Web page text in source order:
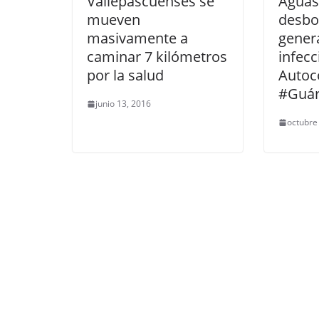
mueven
masivamente a
caminar 7 kilómetros
por la salud
junio 13, 2016
ENTRETENIMIENTO Y
LIBROS CINE Y TV
NOTICIAS ACTUALIDAD
En 2019
hambre’ y